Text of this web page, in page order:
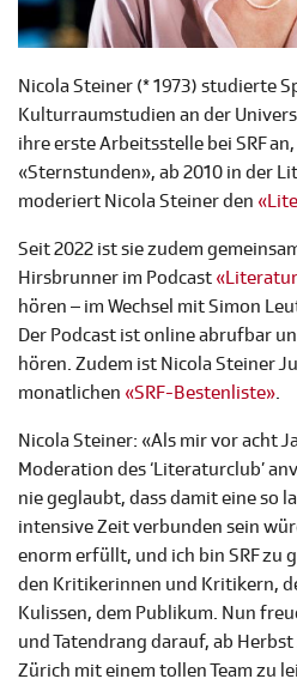
Nicola Steiner (* 1973) studierte
Kulturraumstudien an der
ihre erste Arbeitsstelle bei SRF
«Sternstunden», ab 2010 in der
moderiert Nicola Steiner den
Seit 2022 ist sie zudem
Hirsbrunner im Podcast
hören – im Wechsel mit Simon
Der Podcast ist online abrufbar
hören. Zudem ist Nicola Steiner
monatlichen «SRF-Bestenliste».
Nicola Steiner: «Als mir vor acht
Moderation des ‘Literaturclub’
nie geglaubt, dass damit eine so
intensive Zeit verbunden sein
enorm erfüllt, und ich bin SRF zu
den Kritikerinnen und Kritikern,
Kulissen, dem Publikum. Nun
und Tatendrang darauf, ab
Zürich mit einem tollen Team zu